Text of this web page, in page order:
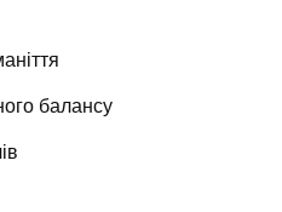
балансу